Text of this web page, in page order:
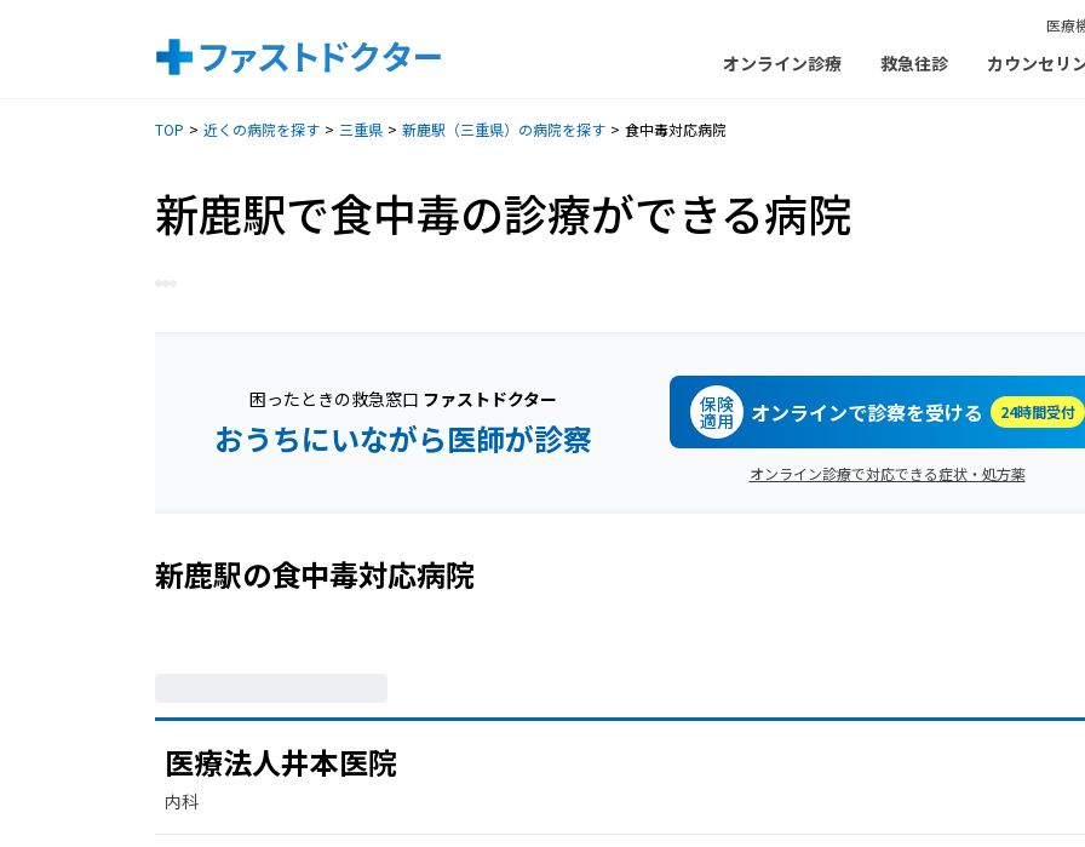
医療
オンライン診療 救急往診 カウンセリ
TOP 近くの病院を探す 三重県 新鹿駅（三重県）の病院を探す 食中毒対応病院
新鹿駅で食中毒の診療ができる病院
困ったときの救急窓口 ファストドクター
おうちにいながら医師が診察
保険
適用 オンラインで診察を受ける 24時間受付
オンライン診療で対応できる症状・処方薬
新鹿駅の食中毒対応病院
医療法人井本医院
内科